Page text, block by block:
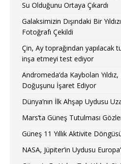
Su Olduğunu Ortaya Çıkardı
Galaksimizin Dışındaki Bir
Fotoğrafı Çekildi
Çin, Ay toprağından yapılacak
inşa etmeyi test ediyor
Andromeda’da Kaybolan
Doğuşunu İşaret Ediyor
Dünya’nın İlk Ahşap Uydusu
Mars’ta Güneş Tutulması
Güneş 11 Yıllık Aktivite
NASA, Jüpiter’in Uydusu